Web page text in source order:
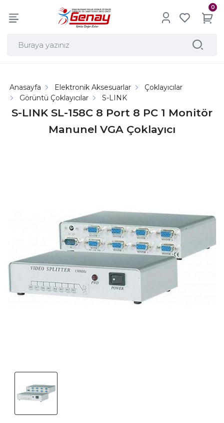
0
S-LINK SL-158C 8 Port 8 PC 1 Monitör
Manunel VGA Çoklayıcı
Anasayfa Elektronik Aksesuarlar
Çoklayıcılar
Görüntü Çoklayıcılar
S-LINK